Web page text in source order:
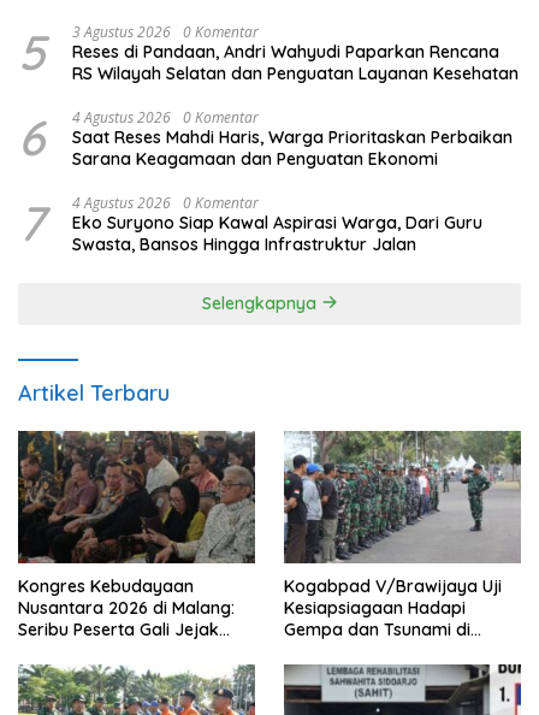
5 3 Agustus 2026 0 Komentar
Reses di Pandaan, Andri Wahyudi Paparkan Rencana
RS Wilayah Selatan dan Penguatan Layanan Kesehatan
6 4 Agustus 2026 0 Komentar
Saat Reses Mahdi Haris, Warga Prioritaskan Perbaikan
Sarana Keagamaan dan Penguatan Ekonomi
7 4 Agustus 2026 0 Komentar
Eko Suryono Siap Kawal Aspirasi Warga, Dari Guru
Swasta, Bansos Hingga Infrastruktur Jalan
Selengkapnya
Artikel Terbaru
Kongres Kebudayaan
Nusantara 2026 di Malang:
Seribu Peserta Gali Jejak
Budaya Indonesia
Kogabpad V/Brawijaya Uji
Kesiapsiagaan Hadapi
Gempa dan Tsunami di